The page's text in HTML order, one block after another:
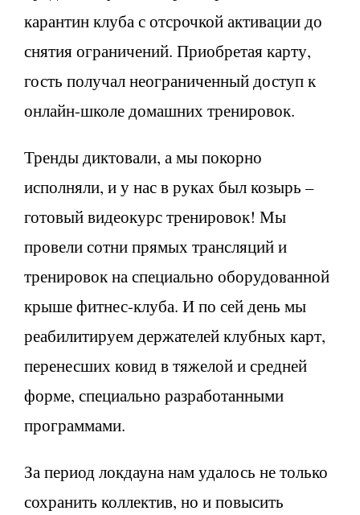
карантин клуба с отсрочкой активации до
снятия ограничений. Приобретая карту,
гость получал неограниченный доступ к
онлайн-школе домашних тренировок.
Тренды диктовали, а мы покорно
исполняли, и у нас в руках был козырь –
готовый видеокурс тренировок! Мы
провели сотни прямых трансляций и
тренировок на специально оборудованной
крыше фитнес-клуба. И по сей день мы
реабилитируем держателей клубных карт,
перенесших ковид в тяжелой и средней
форме, специально разработанными
программами.
За период локдауна нам удалось не только
сохранить коллектив, но и повысить